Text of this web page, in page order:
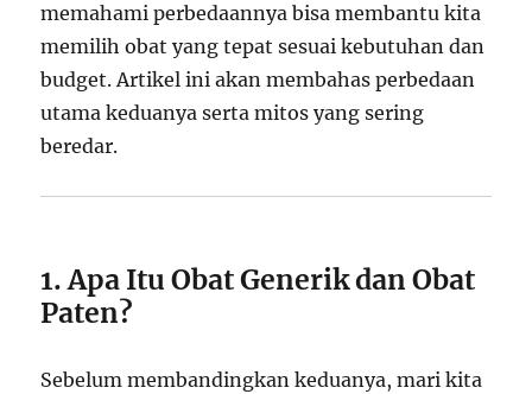
memahami perbedaannya bisa membantu kita
memilih obat yang tepat sesuai kebutuhan dan
budget. Artikel ini akan membahas perbedaan
utama keduanya serta mitos yang sering
beredar.
1. Apa Itu Obat Generik dan Obat
Paten?
Sebelum membandingkan keduanya, mari kita